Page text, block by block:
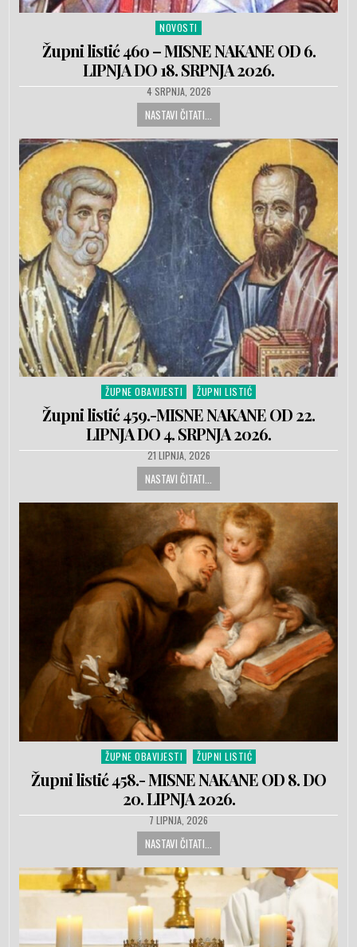
Posted in
NOVOSTI
Župni listić 460 – MISNE NAKANE OD 6.
LIPNJA DO 18. SRPNJA 2026.
PUBLISHED DATE:
4 SRPNJA, 2026
NASTAVI ČITATI...
Posted in
ŽUPNE OBAVIJESTI ŽUPNI LISTIĆ
Župni listić 459.-MISNE NAKANE OD 22.
LIPNJA DO 4. SRPNJA 2026.
PUBLISHED DATE:
21 LIPNJA, 2026
NASTAVI ČITATI...
Posted in
ŽUPNE OBAVIJESTI ŽUPNI LISTIĆ
Župni listić 458.- MISNE NAKANE OD 8. DO
20. LIPNJA 2026.
PUBLISHED DATE:
7 LIPNJA, 2026
NASTAVI ČITATI...